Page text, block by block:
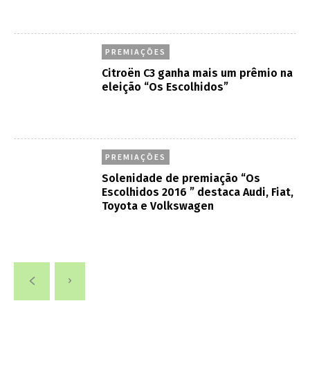
PREMIAÇÕES
Citroën C3 ganha mais um prêmio na
eleição “Os Escolhidos”
PREMIAÇÕES
Solenidade de premiação “Os
Escolhidos 2016 ” destaca Audi, Fiat,
Toyota e Volkswagen